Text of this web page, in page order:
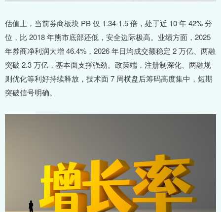
估值上，当前券商板块 PB 仅 1.34-1.5 倍，处于近 10 年 42% 分
位，比 2018 年熊市底部还低，安全边际极高。业绩方面，2025
年券商净利润大增 46.4%，2026 年日均成交额稳定 2 万亿、两融
突破 2.3 万亿，基本面支撑强劲。政策端，注册制深化、两融规
则优化等利好持续释放，技术面 7 周横盘后筹码高度集中，短期
突破信号明确。